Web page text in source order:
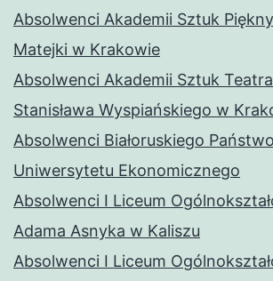
Absolwenci Akademii Sztuk
Matejki w Krakowie
Absolwenci Akademii Sztuk
Stanisława Wyspiańskiego w
Absolwenci Białoruskiego
Uniwersytetu Ekonomicznego
Absolwenci I Liceum
Adama Asnyka w Kaliszu
Absolwenci I Liceum